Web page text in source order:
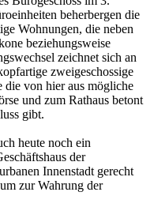
beherbergen die
Wohnungen, die neben
beziehungsweise
zeichnet sich an
zweigeschossige
die von hier aus mögliche
und zum Rathaus betont
gibt.
heute noch ein
der
Innenstadt gerecht
zur Wahrung der